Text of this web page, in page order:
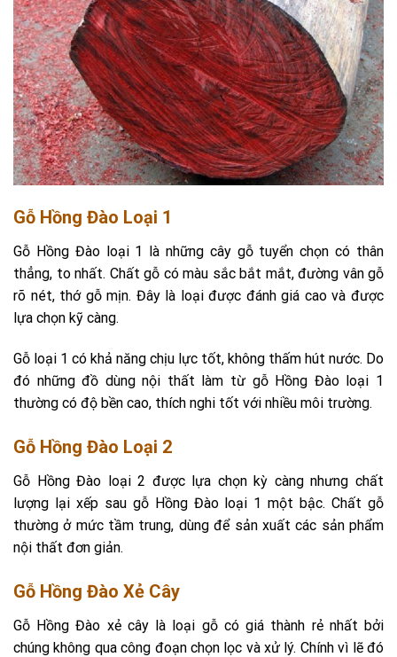
Gỗ Hồng Đào Loại 1
Gỗ Hồng Đào loại 1 là những cây gỗ tuyển chọn có thân
thẳng, to nhất. Chất gỗ có màu sắc bắt mắt, đường vân gỗ
rõ nét, thớ gỗ mịn. Đây là loại được đánh giá cao và được
lựa chọn kỹ càng.
Gỗ loại 1 có khả năng chịu lực tốt, không thấm hút nước. Do
đó những đồ dùng nội thất làm từ gỗ Hồng Đào loại 1
thường có độ bền cao, thích nghi tốt với nhiều môi trường.
Gỗ Hồng Đào Loại 2
Gỗ Hồng Đào loại 2 được lựa chọn kỳ càng nhưng chất
lượng lại xếp sau gỗ Hồng Đào loại 1 một bậc. Chất gỗ
thường ở mức tầm trung, dùng để sản xuất các sản phẩm
nội thất đơn giản.
Gỗ Hồng Đào Xẻ Cây
Gỗ Hồng Đào xẻ cây là loại gỗ có giá thành rẻ nhất bởi
chúng không qua công đoạn chọn lọc và xử lý. Chính vì lẽ đó